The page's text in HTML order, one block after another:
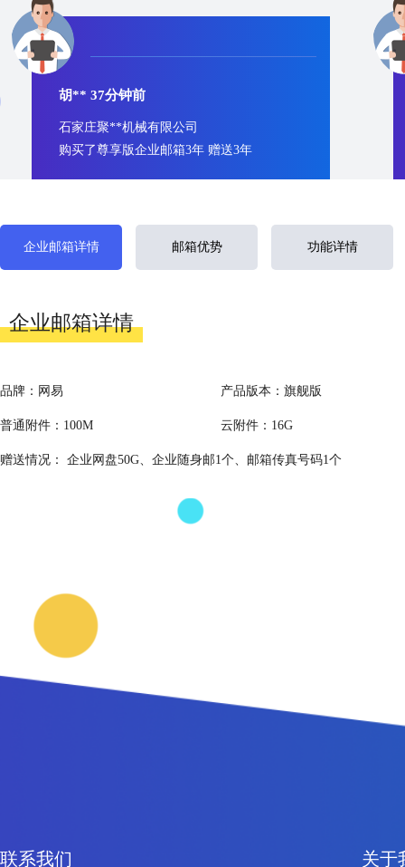
胡** 37分钟前
石家庄聚**机械有限公司
购买了尊享版企业邮箱3年 赠送3年
企业邮箱详情 邮箱优势 功能详情
企业邮箱详情
品牌：网易 产品版本：旗舰版
普通附件：100M 云附件：16G
赠送情况： 企业网盘50G、企业随身邮1个、邮箱传真号码1个
联系我们 关于